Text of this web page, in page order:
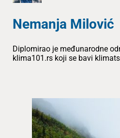
Nemanja Milović
Diplomirao je međunarodne
klima101.rs koji se bavi